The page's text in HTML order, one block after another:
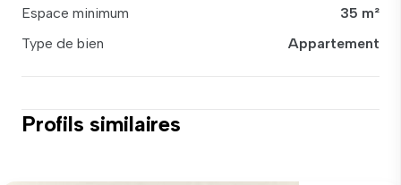
Espace minimum
35 m²
Type de bien
Appartement
Profils similaires